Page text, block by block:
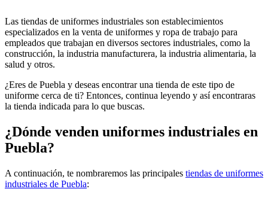
Las tiendas de uniformes industriales son establecimientos
especializados en la venta de uniformes y ropa de trabajo para
empleados que trabajan en diversos sectores industriales, como la
construcción, la industria manufacturera, la industria alimentaria, la
salud y otros.
¿Eres de Puebla y deseas encontrar una tienda de este tipo de
uniforme cerca de ti? Entonces, continua leyendo y así encontraras
la tienda indicada para lo que buscas.
¿Dónde venden uniformes industriales en
Puebla?
A continuación, te nombraremos las principales tiendas de uniformes
industriales de Puebla: